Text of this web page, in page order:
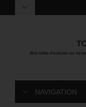
NAVIGATION